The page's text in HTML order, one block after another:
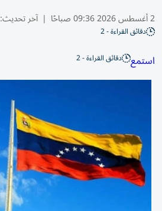
2 أغسطس 2026 09:36 صباحًا | آخر تحديث:
دقائق القراءة - 2
استمع دقائق القراءة - 2